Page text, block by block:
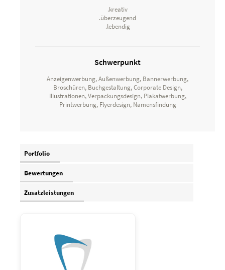
.kreativ
.überzeugend
.lebendig
Schwerpunkt
Anzeigenwerbung, Außenwerbung, Bannerwerbung,
Broschüren, Buchgestaltung, Corporate Design,
Illustrationen, Verpackungsdesign, Plakatwerbung,
Printwerbung, Flyerdesign, Namensfindung
Portfolio
Bewertungen
Zusatzleistungen